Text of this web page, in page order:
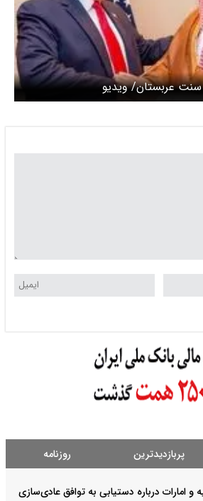
سنت عربستان/ ویدیو
پربازدیدترین روزنامه
امارات درباره دستیابی به توافق عادی‌سازی